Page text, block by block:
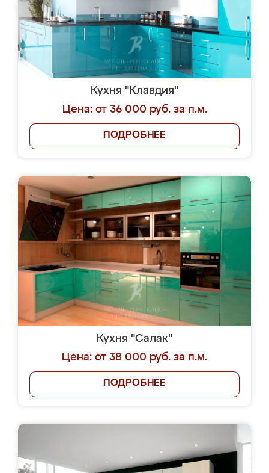
Кухня "Клавдия"
Цена: от 36 000 руб. за п.м.
ПОДРОБНЕЕ
Кухня "Салак"
Цена: от 38 000 руб. за п.м.
ПОДРОБНЕЕ